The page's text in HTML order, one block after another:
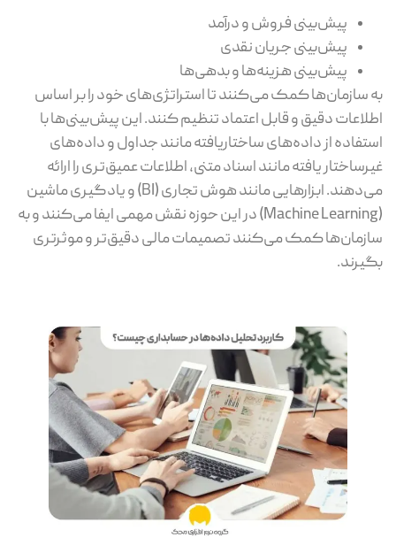
پیش‌بینی فروش و درآمد
پیش‌بینی جریان نقدی
پیش‌بینی هزینه‌ها و بدهی‌ها
به سازمان‌ها کمک می‌کنند تا استراتژی‌های خود را بر اساس
اطلاعات دقیق و قابل اعتماد تنظیم کنند. این پیش‌بینی‌ها با
استفاده از داده‌های ساختاریافته مانند جداول و داده‌های
غیرساختار یافته مانند اسناد متنی، اطلاعات عمیق‌تری را ارائه
می‌دهند. ابزارهایی مانند هوش تجاری (BI) و یادگیری ماشین
(Machine Learning) در این حوزه نقش مهمی ایفا می‌کنند و به
سازمان‌ها کمک می‌کنند تصمیمات مالی دقیق‌تر و موثرتری
بگیرند.